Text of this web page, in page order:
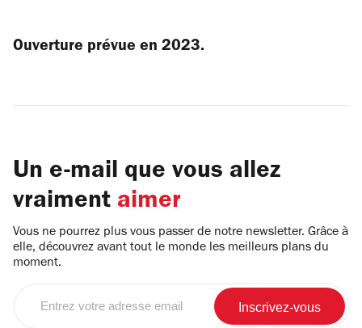
Ouverture prévue en 2023.
Un e-mail que vous allez
vraiment aimer
Vous ne pourrez plus vous passer de notre newsletter. Grâce à
elle, découvrez avant tout le monde les meilleurs plans du
moment.